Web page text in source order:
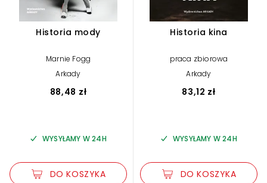
Historia mody
Marnie Fogg
Arkady
88,48 zł
WYSYŁAMY W 24H
DO KOSZYKA
Historia kina
praca zbiorowa
Arkady
83,12 zł
WYSYŁAMY W 24H
DO KOSZYKA